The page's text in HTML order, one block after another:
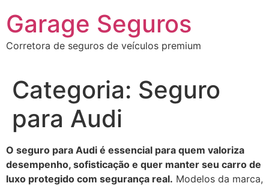
Garage Seguros
Corretora de seguros de veículos premium
Categoria: Seguro
para Audi
O seguro para Audi é essencial para quem valoriza
desempenho, sofisticação e quer manter seu carro de
luxo protegido com segurança real. Modelos da marca,